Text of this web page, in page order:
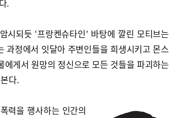
.
되듯 ‘프랑켄슈타인’ 바탕에 깔린 모티브는
정에서 잇달아 주변인들을 희생시키고 몬스
게서 원망의 정신으로 모든 것들을 파괴하는
다.
력을 행사하는 인간의